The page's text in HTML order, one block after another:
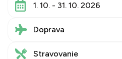
1. 10. - 31. 10. 2026
Doprava
Stravovanie